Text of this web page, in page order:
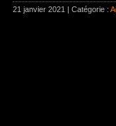
21 janvier 2021 | Catégorie :